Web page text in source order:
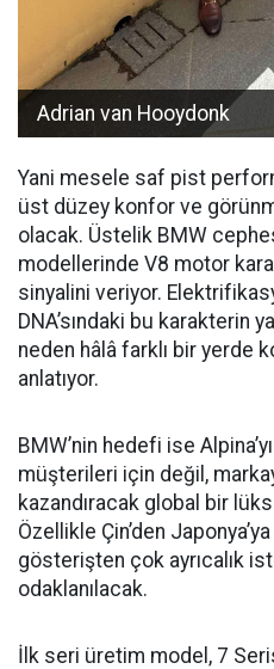
Adrian van Hooydonk
Yani mesele saf pist
üst düzey konfor ve
olacak. Üstelik BMW
modellerinde V8 motor
sinyalini veriyor.
DNA’sındaki bu karakterin
neden hâlâ farklı bir yerde
anlatıyor.
BMW’nin hedefi ise
müşterileri için değil,
kazandıracak global bir
Özellikle Çin’den
gösterişten çok ayrıcalık
odaklanılacak.
İlk seri üretim model, 7